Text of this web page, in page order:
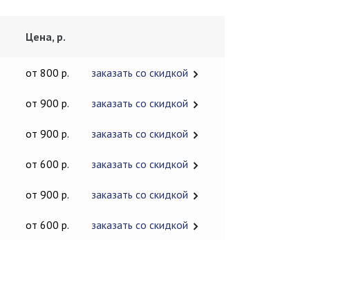
Цена, р.
от 800 р. заказать со скидкой
от 900 р. заказать со скидкой
от 900 р. заказать со скидкой
от 600 р. заказать со скидкой
от 900 р. заказать со скидкой
от 600 р. заказать со скидкой